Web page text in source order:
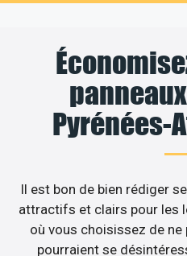
Pyrénées-
Il est bon de bien rédiger
attractifs et clairs pour les
où vous choisissez de
pourraient se